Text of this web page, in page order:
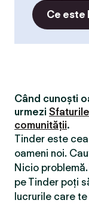
Ce este
Când cunoști
urmezi
comunității.
Tinder este
oameni noi.
Nicio
pe Tinder poți
lucrurile care